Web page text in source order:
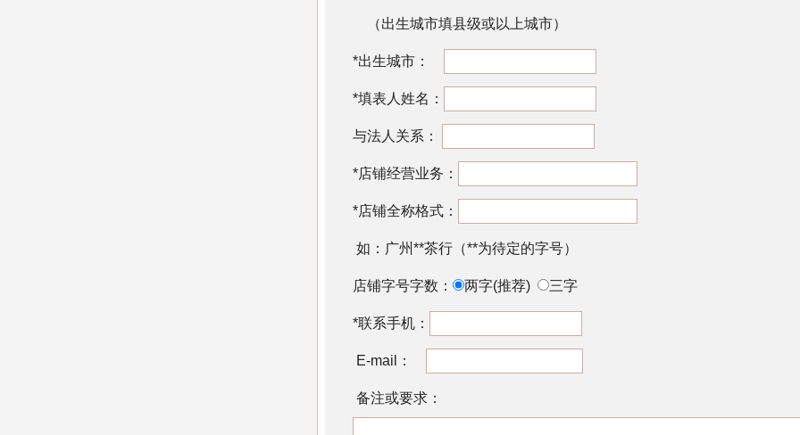
（出生城市填县级或以上城市）
*出生城市：
*填表人姓名：
与法人关系：
*店铺经营业务：
*店铺全称格式：
如：广州**茶行（**为待定的字号）
店铺字号字数： 两字(推荐) 三字
*联系手机：
E-mail：
备注或要求：